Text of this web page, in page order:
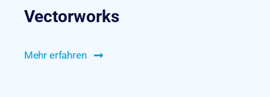
Vectorworks
Mehr erfahren